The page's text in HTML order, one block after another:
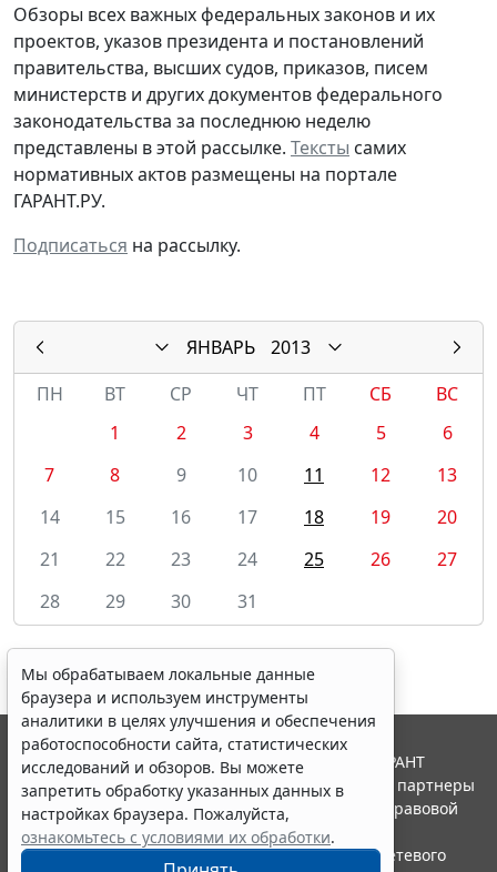
Обзоры всех важных федеральных законов и их
проектов, указов президента и постановлений
правительства, высших судов, приказов, писем
министерств и других документов федерального
законодательства за последнюю неделю
представлены в этой рассылке. Тексты самих
нормативных актов размещены на портале
ГАРАНТ.РУ.
Подписаться на рассылку.
ЯНВАРЬ
2013
ПН
ВТ СР ЧТ ПТ СБ
ВС
1
2 3 4 5
6
7
8 9 10 11 12
13
14
15 16 17 18 19
20
21
22 23 24 25 26
27
28
29 30 31
Мы обрабатываем локальные данные
браузера и используем инструменты
аналитики в целях улучшения и обеспечения
работоспособности сайта, статистических
исследований и обзоров. Вы можете
запретить обработку указанных данных в
настройках браузера. Пожалуйста,
ознакомьтесь с условиями их обработки.
© ООО "НПП "ГАРАНТ-СЕРВИС", 2026. Система ГАРАНТ
выпускается с 1990 года. Компания "Гарант" и ее партнеры
являются участниками Российской ассоциации правовой
информации ГАРАНТ.
Портал ГАРАНТ.РУ зарегистрирован в качестве сетевого